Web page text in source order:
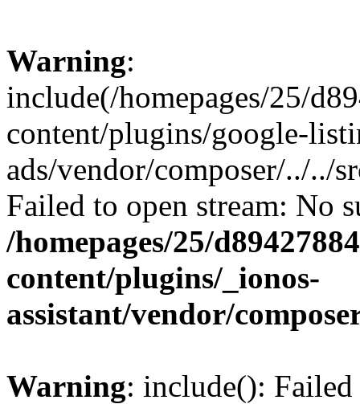
Warning:
include(/homepages/25/
content/plugins/google-
ads/vendor/composer/../../
Failed to open stream: No
/homepages/25/
content/plugins/_ionos-
assistant/vendor/
Warning: include():